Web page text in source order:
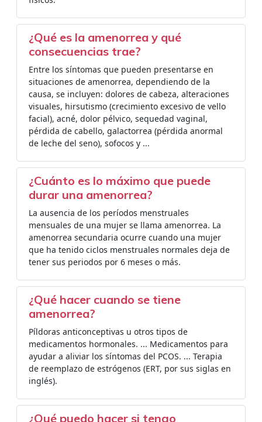
¿Qué es la amenorrea y qué
consecuencias trae?
Entre los síntomas que pueden presentarse en
situaciones de amenorrea, dependiendo de la
causa, se incluyen: dolores de cabeza, alteraciones
visuales, hirsutismo (crecimiento excesivo de vello
facial), acné, dolor pélvico, sequedad vaginal,
pérdida de cabello, galactorrea (pérdida anormal
de leche del seno), sofocos y ...
¿Cuánto es lo máximo que puede
durar una amenorrea?
La ausencia de los períodos menstruales
mensuales de una mujer se llama amenorrea. La
amenorrea secundaria ocurre cuando una mujer
que ha tenido ciclos menstruales normales deja de
tener sus periodos por 6 meses o más.
¿Qué hacer cuando se tiene
amenorrea?
Píldoras anticonceptivas u otros tipos de
medicamentos hormonales. ... Medicamentos para
ayudar a aliviar los síntomas del PCOS. ... Terapia
de reemplazo de estrógenos (ERT, por sus siglas en
inglés).
¿Qué puedo hacer si tengo